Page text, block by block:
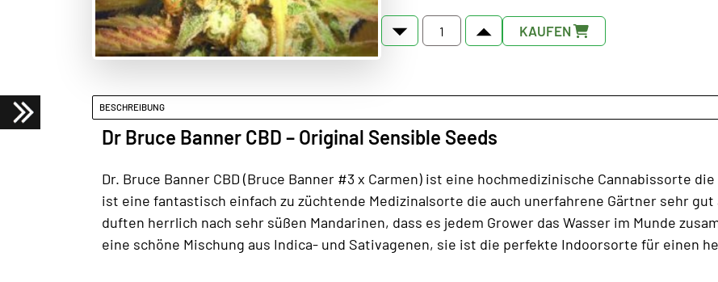
KAUFEN
BESCHREIBUNG
Dr Bruce Banner CBD – Original Sensible Seeds
Dr. Bruce Banner CBD (Bruce Banner #3 x Carmen) ist eine hochmedizinische Cannabissorte
ist eine fantastisch einfach zu züchtende Medizinalsorte die auch unerfahrene Gärtner sehr
duften herrlich nach sehr süßen Mandarinen, dass es jedem Grower das Wasser im Munde
eine schöne Mischung aus Indica- und Sativagenen, sie ist die perfekte Indoorsorte für einen